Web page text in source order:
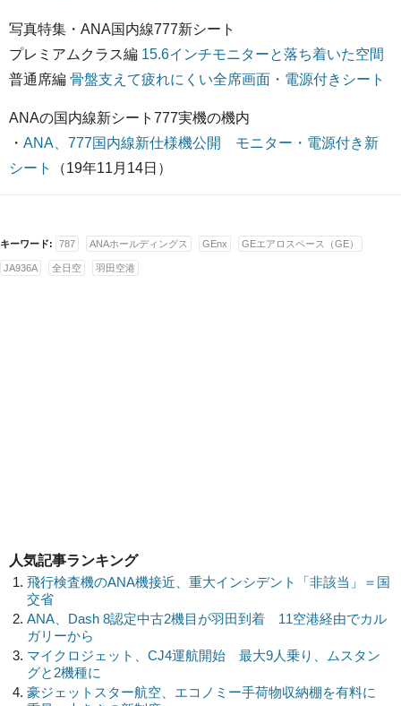
写真特集・ANA国内線777新シート
プレミアムクラス編 15.6インチモニターと落ち着いた空間
普通席編 骨盤支えて疲れにくい全席画面・電源付きシート
ANAの国内線新シート777実機の機内
・ ANA、777国内線新仕様機公開 モニター・電源付き新
シート
（19年11月14日）
キーワード: 787 ANAホールディングス GEnx GEエアロスペース（GE）
JA936A 全日空 羽田空港
人気記事ランキング
飛行検査機のANA機接近、重大インシデント「非該当」＝国
交省
ANA、Dash 8認定中古2機目が羽田到着 11空港経由でカル
ガリーから
マイクロジェット、CJ4運航開始 最大9人乗り、ムスタン
グと2機種に
豪ジェットスター航空、エコノミー手荷物収納棚を有料に